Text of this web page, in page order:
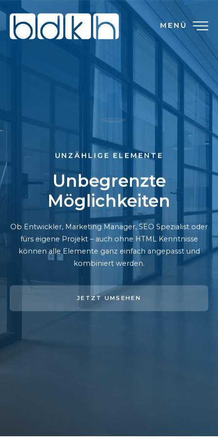
MENÜ
UNZÄHLIGE ELEMENTE
Unbegrenzte
Möglichkeiten
Ob Entwickler, Marketing Manager, SEO Spezialist oder
fürs eigene Projekt – auch ohne HTML Kenntnisse
können alle Elemente ganz einfach angepasst und
kombiniert werden.
JETZT UMSEHEN